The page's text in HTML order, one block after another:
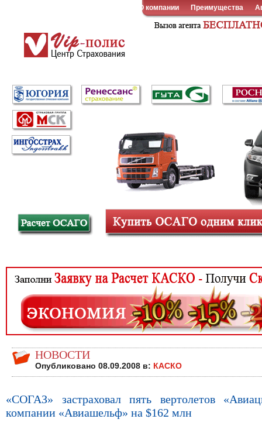
О компании Преимущества
НОВОСТИ
Опубликовано 08.09.2008 в: КАСКО
«СОГАЗ» застраховал пять вертолетов
компании «Авиашельф» на $162 млн